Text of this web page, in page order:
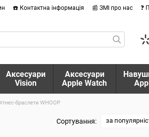
☎️ Контактна інформація 📰 ЗМІ про нас ❓
Аксесуари
Vision
Аксесуари
Apple Watch
браслети WHOOP
Сортування: за